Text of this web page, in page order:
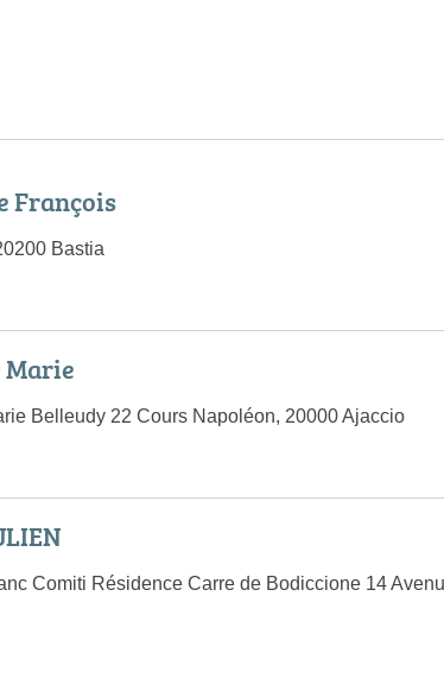
François
Bastia
Marie
Belleudy 22 Cours Napoléon, 20000 Ajaccio
Comiti Résidence Carre de Bodiccione 14